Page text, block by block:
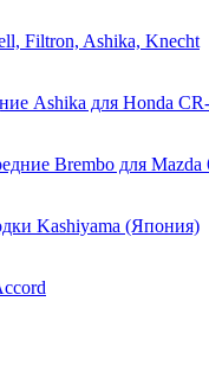
Filtron, Ashika, Knecht
Ashika для Honda
Brembo для Mazda
Kashiyama (Япония)